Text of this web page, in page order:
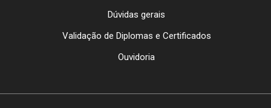
Dúvidas gerais
Validação de Diplomas e Certificados
Ouvidoria